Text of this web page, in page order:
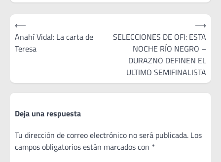
Navegación
de
entradas
⟵
Anahí Vidal: La carta de
Teresa
SELECCIONES DE OFI: ESTA
NOCHE RÍO NEGRO –
DURAZNO DEFINEN EL
ULTIMO SEMIFINALISTA
⟶
Deja una respuesta
Tu dirección de correo electrónico no será publicada. Los
campos obligatorios están marcados con *